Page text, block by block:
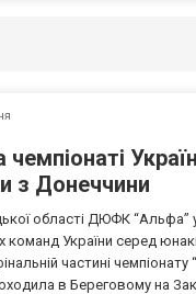
з Донеччини
області ДЮФК “Альфа”
команд України серед
частині чемпіонату
в Береговому на